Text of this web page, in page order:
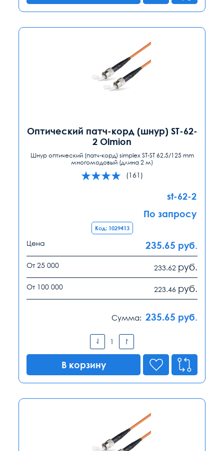
Оптический патч-корд (шнур) ST-62-
2 Olmion
Шнур оптический (патч-корд) simplex ST-ST 62,5/125 mm
многомодовый (длина 2 м)
(161)
st-62-2
По запросу
Код: 1029413
Цена 235.65 руб.
От 25 000 233.62 руб.
От 100 000 223.46 руб.
Сумма: 235.65 руб.
В корзину